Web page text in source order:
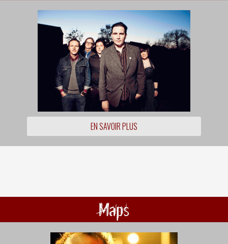
EN SAVOIR PLUS
Maps